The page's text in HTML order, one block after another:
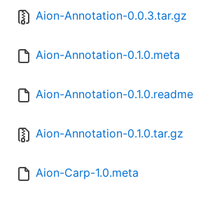
Aion-Annotation-0.0.3.tar.gz
Aion-Annotation-0.1.0.meta
Aion-Annotation-0.1.0.readme
Aion-Annotation-0.1.0.tar.gz
Aion-Carp-1.0.meta